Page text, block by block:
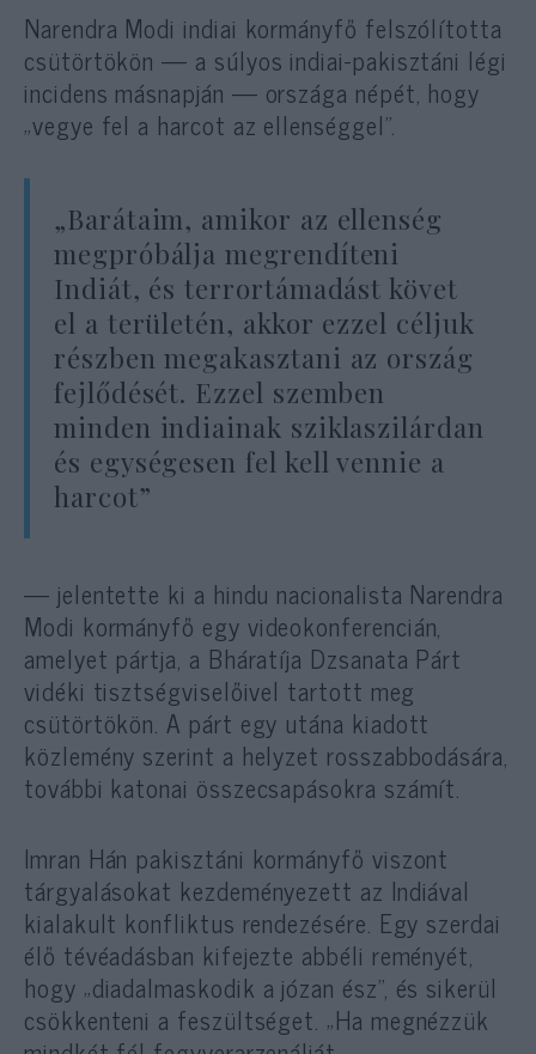
Narendra Modi indiai kormányfő felszólította
csütörtökön — a súlyos indiai-pakisztáni légi
incidens másnapján — országa népét, hogy
„vegye fel a harcot az ellenséggel”.
„Barátaim, amikor az ellenség
megpróbálja megrendíteni
Indiát, és terrortámadást követ
el a területén, akkor ezzel céljuk
részben megakasztani az ország
fejlődését. Ezzel szemben
minden indiainak sziklaszilárdan
és egységesen fel kell vennie a
harcot”
— jelentette ki a hindu nacionalista Narendra
Modi kormányfő egy videokonferencián,
amelyet pártja, a Bháratíja Dzsanata Párt
vidéki tisztségviselőivel tartott meg
csütörtökön. A párt egy utána kiadott
közlemény szerint a helyzet rosszabbodására,
további katonai összecsapásokra számít.
Imran Hán pakisztáni kormányfő viszont
tárgyalásokat kezdeményezett az Indiával
kialakult konfliktus rendezésére. Egy szerdai
élő tévéadásban kifejezte abbéli reményét,
hogy „diadalmaskodik a józan ész”, és sikerül
csökkenteni a feszültséget. „Ha megnézzük